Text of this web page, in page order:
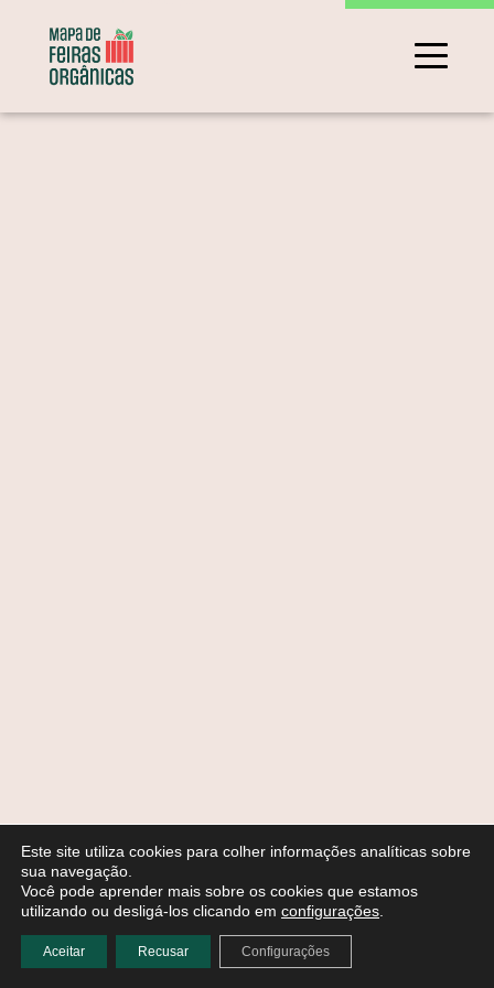
Este site utiliza cookies para colher informações analíticas sobre
sua navegação.
Você pode aprender mais sobre os cookies que estamos
utilizando ou desligá-los clicando em configurações
Aceitar Recusar Configurações